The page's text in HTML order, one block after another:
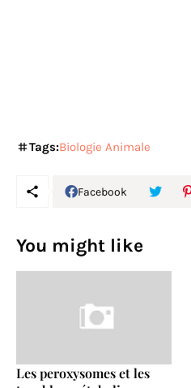
Tags:Biologie Animale
Facebook
You might like
Les peroxysomes et les